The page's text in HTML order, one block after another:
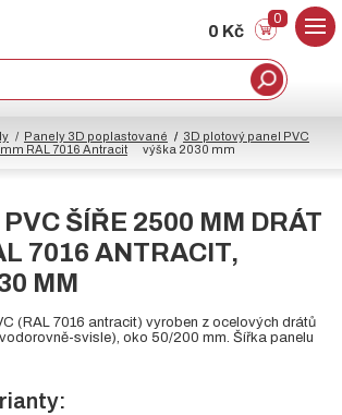
0 Kč
0
Panely 3D poplastované
3D plotový panel PVC
RAL 7016 Antracit
výška 2030 mm
ŠÍŘE 2500 MM DRÁT
7016 ANTRACIT,
MM
(RAL 7016 antracit) vyroben z ocelových drátů
svisle), oko 50/200 mm. Šířka panelu